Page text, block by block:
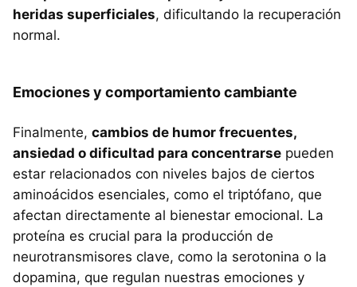
heridas superficiales, dificultando la recuperación
normal.
Emociones y comportamiento cambiante
Finalmente, cambios de humor frecuentes,
ansiedad o dificultad para concentrarse pueden
estar relacionados con niveles bajos de ciertos
aminoácidos esenciales, como el triptófano, que
afectan directamente al bienestar emocional. La
proteína es crucial para la producción de
neurotransmisores clave, como la serotonina o la
dopamina, que regulan nuestras emociones y